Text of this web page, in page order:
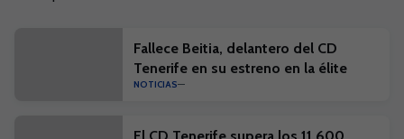
Fallece Beitia, delantero del CD
Tenerife en su estreno en la élite
NOTICIAS